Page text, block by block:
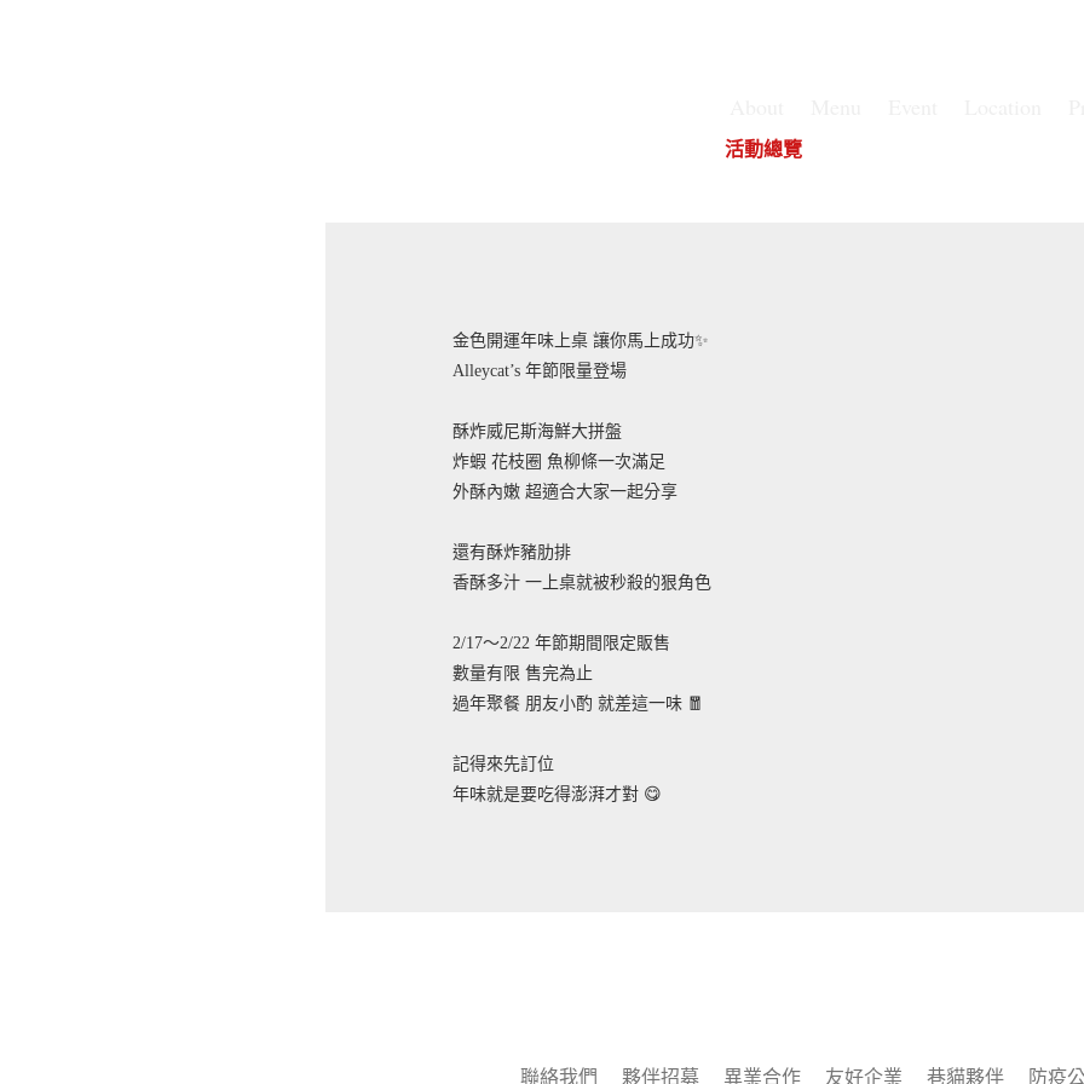
活動總覽
金色開運年味上桌 讓你馬上成功✨
Alleycat’s 年節限量登場
酥炸威尼斯海鮮大拼盤
炸蝦 花枝圈 魚柳條一次滿足
外酥內嫩 超適合大家一起分享
還有酥炸豬肋排
香酥多汁 一上桌就被秒殺的狠角色
2/17～2/22 年節期間限定販售
數量有限 售完為止
過年聚餐 朋友小酌 就差這一味 🧧
記得來先訂位
年味就是要吃得澎湃才對 😋
聯絡我們 夥伴招募 異業合作 友好企業 巷貓夥伴 防疫